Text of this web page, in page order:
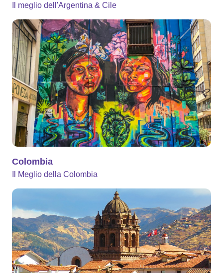
Il meglio dell'Argentina & Cile
Colombia
Il Meglio della Colombia